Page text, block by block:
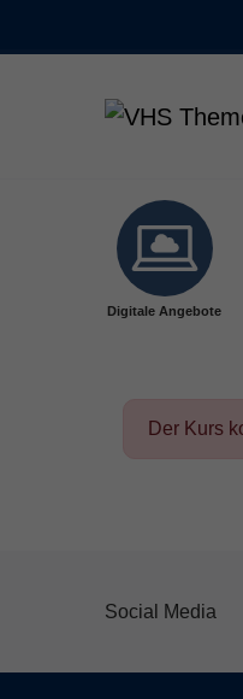
Digitale Angebote
Der Kurs
Social Media